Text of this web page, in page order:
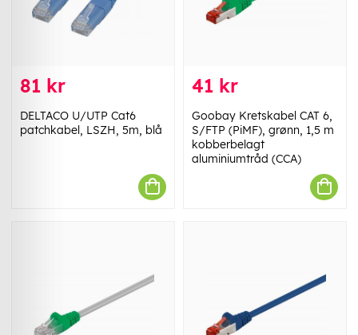
81 kr
DELTACO U/UTP Cat6
patchkabel, LSZH, 5m, blå
41 kr
Goobay Kretskabel CAT 6,
S/FTP (PiMF), grønn, 1,5 m
kobberbelagt
aluminiumtråd (CCA)